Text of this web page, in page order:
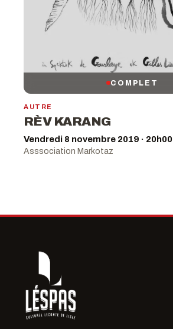
COMPLET
AUTRE
RÈV KARANG
Vendredi 8 novembre 2019 · 20h00
Asssociation Markotaz